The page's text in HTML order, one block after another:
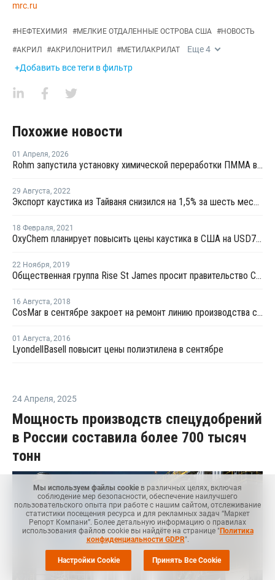
mrc.ru
#НЕФТЕХИМИЯ #МЕЛКИЕ ОТДАЛЕННЫЕ ОСТРОВА США #НОВОСТЬ
#АКРИЛ #АКРИЛОНИТРИЛ #МЕТИЛАКРИЛАТ Еще4
+Добавить все теги в фильтр
Похожие новости
01 Апреля, 2026
Rohm запустила установку химической переработки ПММА в Вормсе
29 Августа, 2022
Экспорт каустика из Тайваня снизился на 1,5% за шесть месяцев
18 Февраля, 2021
OxyChem планирует повысить цены каустика в США на USD75 за тонну
22 Ноября, 2019
Общественная группа Rise St James просит правительство США воспрепятствовать строительству НПЗ компании Formosa
16 Августа, 2018
CosMar в сентябре закроет на ремонт линию производства стирола в Карвилле
01 Августа, 2016
LyondellBasell повысит цены полиэтилена в сентябре
24 Апреля, 2025
Мощность производств спецудобрений
в России составила более 700 тысяч
тонн
Мы используем файлы cookie в различных целях, включая
соблюдение мер безопасности, обеспечение наилучшего
пользовательского опыта при работе с нашим сайтом, отслеживание
статистики посещения ресурса и для рекламных задач “Маркет
Репорт Компани”. Более детальную информацию о правилах
использования файлов cookie вы найдёте на странице "Политика
конфиденциальности GDPR".
Настройки Cookie Принять Все Cookie